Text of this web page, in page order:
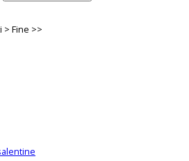
> Fine >>